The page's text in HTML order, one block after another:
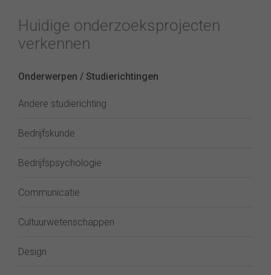
Huidige onderzoeksprojecten
verkennen
Onderwerpen / Studierichtingen
Andere studierichting
Bedrijfskunde
Bedrijfspsychologie
Communicatie
Cultuurwetenschappen
Design